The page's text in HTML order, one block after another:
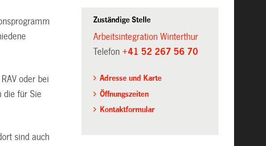
oder bei
die für Sie
sind auch
Zuständige Stelle
Arbeitsintegration Winterthur
Telefon +41 52 267 56 70
Adresse und Karte
Öffnungszeiten
Kontaktformular